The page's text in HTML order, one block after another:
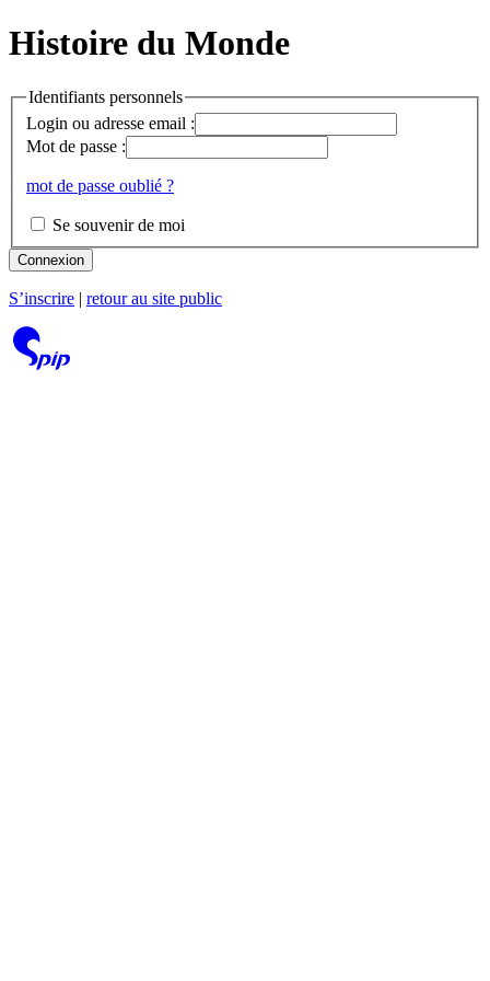
Histoire du Monde
Identifiants personnels
Login ou adresse email :
Mot de passe :
mot de passe oublié ?
Se souvenir de moi
Connexion
S’inscrire retour au site public